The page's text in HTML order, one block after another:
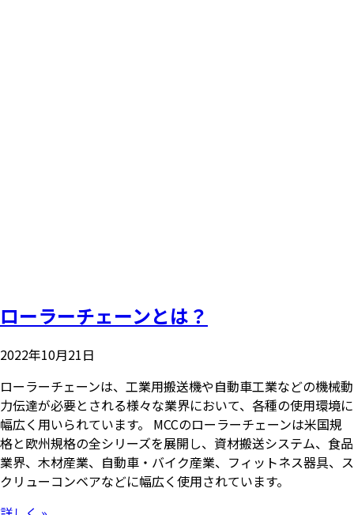
ローラーチェーンとは？
2022年10月21日
ローラーチェーンは、工業用搬送機や自動車工業などの機械動
力伝達が必要とされる様々な業界において、各種の使用環境に
幅広く用いられています。 MCCのローラーチェーンは米国規
格と欧州規格の全シリーズを展開し、資材搬送システム、食品
業界、木材産業、自動車・バイク産業、フィットネス器具、ス
クリューコンベアなどに幅広く使用されています。